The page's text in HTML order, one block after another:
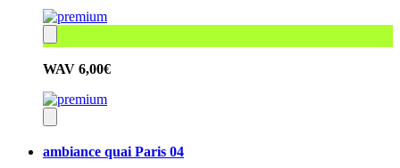
WAV 6,00€
ambiance quai Paris 04